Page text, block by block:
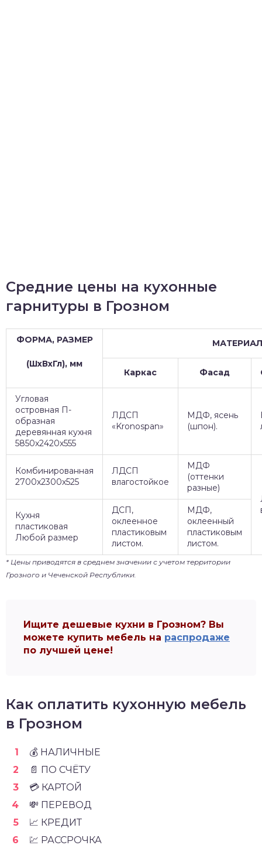
Средние цены на кухонные
гарнитуры в Грозном
ФОРМА, РАЗМЕР
(ШхВхГл), мм
Каркас Фасад
Угловая
островная П-
образная
деревянная кухня
5850х2420х555
ЛДСП
«Kronospan»
МДФ, ясень
(шпон).
Комбинированная
2700х2300х525
ЛДСП
влагостойкое
МДФ
(оттенки
разные)
Кухня
пластиковая
Любой размер
ДСП,
оклеенное
пластиковым
листом.
МДФ,
оклеенный
пластиковым
листом.
* Цены приводятся в среднем значении с учетом территории
Грозного и Чеченской Республики.
Ищите дешевые кухни в Грозном? Вы
можете купить мебель на распродаже
по лучшей цене!
Как оплатить кухонную мебель
в Грозном
💰 НАЛИЧНЫЕ
📄 ПО СЧЁТУ
💳 КАРТОЙ
💸 ПЕРЕВОД
📈 КРЕДИТ
💹 РАССРОЧКА